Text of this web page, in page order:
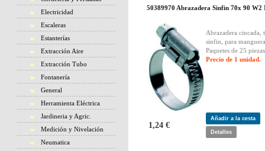
Electricidad
Escaleras
Estanterías
Extracción Aire
Extracción Tubo
Fontanería
General
Herramienta Eléctrica
Jardineria y Agric.
Medición y Nivelación
Neumatica
50389970 Abrazadera Sinfin 70x 90 W2
Abrazadera cincada,
sinfin, para
Paquetes de 25
Precio de 1 unidad.
1,24 €
Añadir a la cesta
Detalles